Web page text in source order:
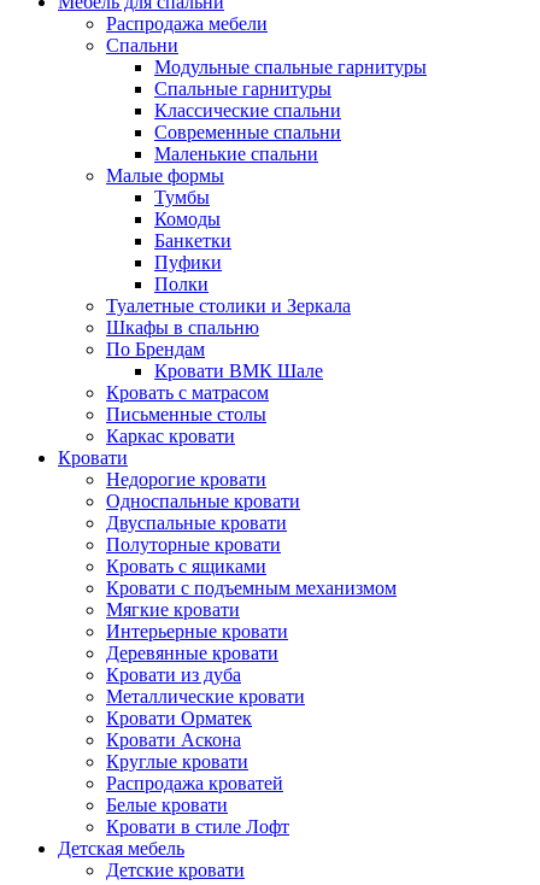
Распродажа мебели
Спальни
Модульные спальные гарнитуры
Спальные гарнитуры
Классические спальни
Современные спальни
Маленькие спальни
Малые формы
Тумбы
Комоды
Банкетки
Пуфики
Полки
Туалетные столики и Зеркала
Шкафы в спальню
По Брендам
Кровати ВМК Шале
Кровать с матрасом
Письменные столы
Каркас кровати
Кровати
Недорогие кровати
Односпальные кровати
Двуспальные кровати
Полуторные кровати
Кровать с ящиками
Кровати с подъемным механизмом
Мягкие кровати
Интерьерные кровати
Деревянные кровати
Кровати из дуба
Металлические кровати
Кровати Орматек
Кровати Аскона
Круглые кровати
Распродажа кроватей
Белые кровати
Кровати в стиле Лофт
Детская мебель
Детские кровати